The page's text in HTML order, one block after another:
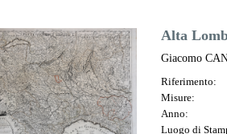
Alta
Giacomo
Riferimento:
Misure:
Anno:
Luogo di